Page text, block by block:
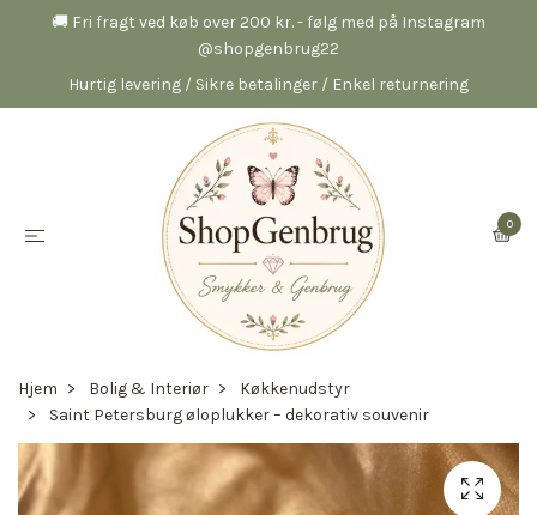
🚚 Fri fragt ved køb over 200 kr. - følg med på Instagram
@shopgenbrug22
Hurtig levering / Sikre betalinger / Enkel returnering
0
Hjem Bolig & Interiør
Køkkenudstyr
Saint Petersburg øloplukker – dekorativ souvenir